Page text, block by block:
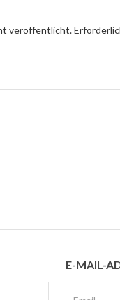
veröffentlicht.
E-MAIL-